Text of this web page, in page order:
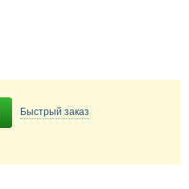
Быстрый заказ